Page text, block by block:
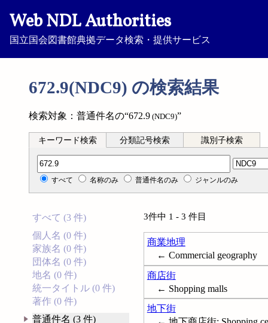
Web NDL Authorities
国立国会図書館典拠データ検索・提供サービス
672.9(NDC9) の検索結果
検索対象：普通件名の“672.9 (NDC9)”
キーワード検索 分類記号検索 識別子検索
分類記号検索
すべて 名称のみ 普通件名のみ ジャンルのみ
すべて (3 件)
個人名 (0 件)
家族名 (0 件)
団体名 (0 件)
地名 (0 件)
統一タイトル (0 件)
著作 (0 件)
普通件名 (3 件)
3件中 1 - 3 件目
商業地理
← Commercial geography
商店街
← Shopping malls
地下街